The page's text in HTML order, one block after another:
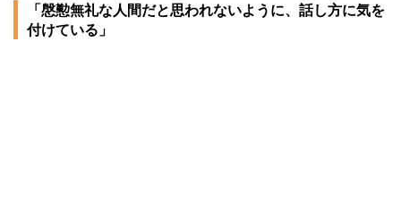
「慇懃無礼な人間だと思われないように、話し方に気を
付けている」